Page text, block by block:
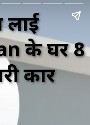
लाई
के घर 8
कार